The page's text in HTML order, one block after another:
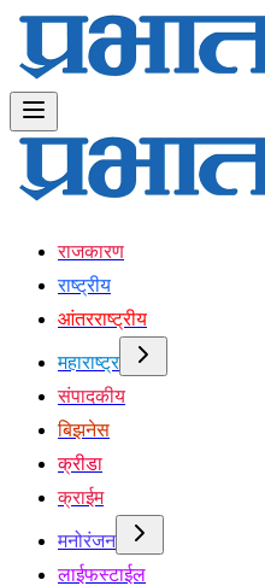
राजकारण
राष्ट्रीय
आंतरराष्ट्रीय
महाराष्ट्र
संपादकीय
बिझनेस
क्रीडा
क्राईम
मनोरंजन
लाईफस्टाईल